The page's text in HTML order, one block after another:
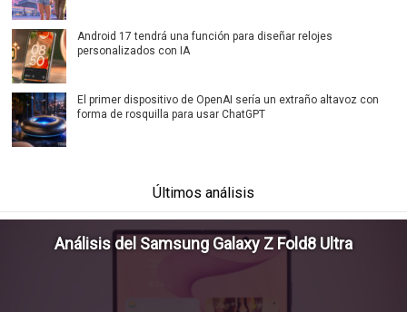
Android 17 tendrá una función para diseñar relojes
personalizados con IA
El primer dispositivo de OpenAI sería un extraño altavoz con
forma de rosquilla para usar ChatGPT
Últimos análisis
Análisis del Samsung Galaxy Z Fold8 Ultra